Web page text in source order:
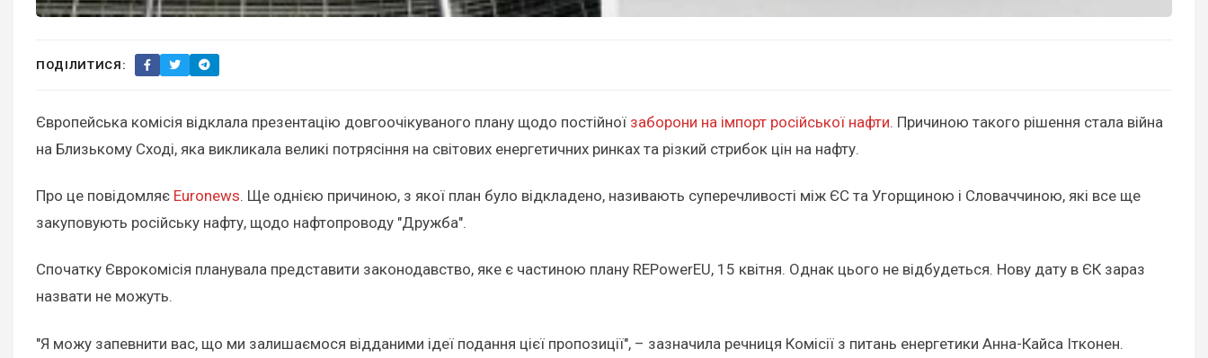
ПОДІЛИТИСЯ:
Європейська комісія відклала презентацію довгоочікуваного плану щодо постійної заборони на імпорт російської нафти. Причиною такого рішення стала війна
на Близькому Сході, яка викликала великі потрясіння на світових енергетичних ринках та різкий стрибок цін на нафту.
Про це повідомляє Euronews. Ще однією причиною, з якої план було відкладено, називають суперечливості між ЄС та Угорщиною і Словаччиною, які все ще
закуповують російську нафту, щодо нафтопроводу "Дружба".
Спочатку Єврокомісія планувала представити законодавство, яке є частиною плану REPowerEU, 15 квітня. Однак цього не відбудеться. Нову дату в ЄК зараз
назвати не можуть.
"Я можу запевнити вас, що ми залишаємося відданими ідеї подання цієї пропозиції", – зазначила речниця Комісії з питань енергетики Анна-Кайса Ітконен.